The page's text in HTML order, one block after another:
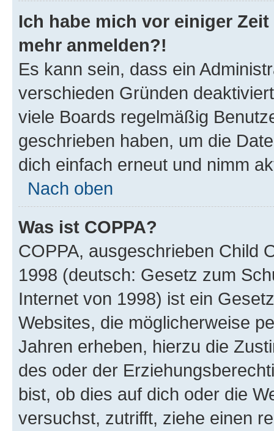
Ich habe mich vor einiger
mehr anmelden?!
Es kann sein, dass ein
verschieden Gründen
viele Boards regelmäßig
geschrieben haben, um die
dich einfach erneut und nimm
Nach oben
Was ist COPPA?
COPPA, ausgeschrieben Child
1998 (deutsch: Gesetz zum
Internet von 1998) ist ein
Websites, die möglicherweise
Jahren erheben, hierzu die
des oder der
bist, ob dies auf dich oder die
versuchst, zutrifft, ziehe einen